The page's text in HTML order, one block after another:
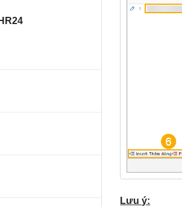
Lưu ý: